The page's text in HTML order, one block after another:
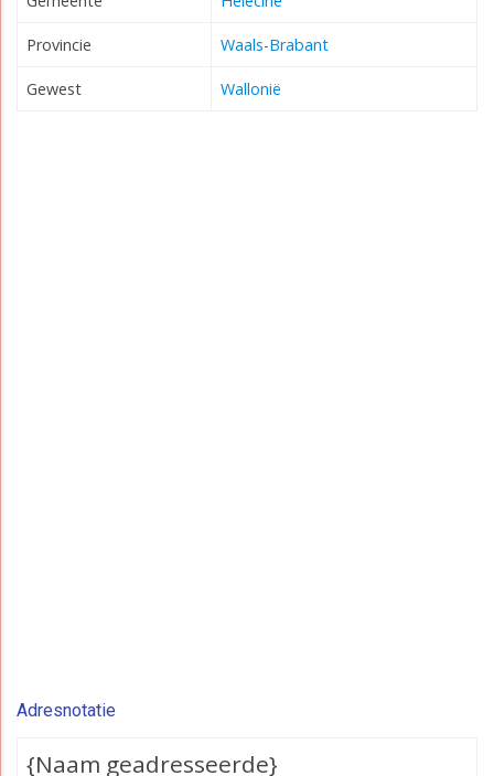
Provincie Waals-Brabant
Gewest Wallonië
Adresnotatie
{Naam geadresseerde}